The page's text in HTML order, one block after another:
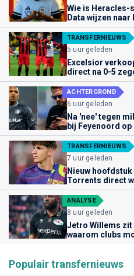
Wie is Heracles-
Data wijzen naar
TRANSFERNIEUWS
5 uur geleden
Excelsior
direct na 0-5
ACHTERGROND
6 uur geleden
Na 'nee' tegen
bij Feyenoord
TRANSFERNIEUWS
7 uur geleden
Nieuw
Torrents direct
ANALYSE
8 uur geleden
Jetro Willems
waarom clubs
Populair transfernieuws